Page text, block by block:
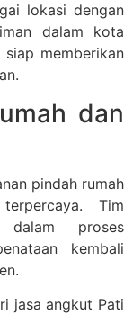
lokasi dengan
dalam kota
memberikan
dan
pindah rumah
Tim
dalam proses
kembali
jasa angkut Pati